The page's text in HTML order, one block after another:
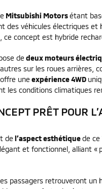
Mitsubishi Motorsétant
des véhicules électriques et
ce concept est hybride
de deux moteurs
sur les roues arrières,
une expérience 4WD
les conditions climatiques
PRÊT POUR
de l’aspect esthétiquede ce
et fonctionnel, alliant «
les passagers retrouveront un